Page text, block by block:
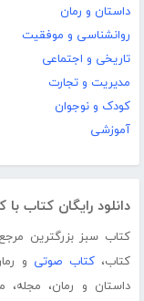
داستان و رمان
روانشناسی و موفقیت
تاریخی و اجتماعی
مدیریت و تجارت
کودک و نوجوان
آموزشی
دانلود رایگان کتاب
کتاب سبز بزرگترین
کتاب،کتاب صوتی و
داستان و رمان، مجله،